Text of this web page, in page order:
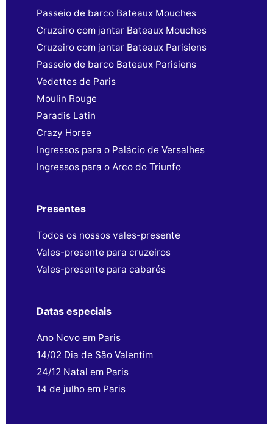
Passeio de barco Bateaux Mouches
Cruzeiro com jantar Bateaux Mouches
Cruzeiro com jantar Bateaux Parisiens
Passeio de barco Bateaux Parisiens
Vedettes de Paris
Moulin Rouge
Paradis Latin
Crazy Horse
Ingressos para o Palácio de Versalhes
Ingressos para o Arco do Triunfo
Presentes
Todos os nossos vales-presente
Vales-presente para cruzeiros
Vales-presente para cabarés
Datas especiais
Ano Novo em Paris
14/02 Dia de São Valentim
24/12 Natal em Paris
14 de julho em Paris